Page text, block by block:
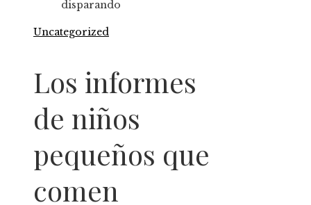
disparando
Uncategorized
Los informes
de niños
pequeños que
comen